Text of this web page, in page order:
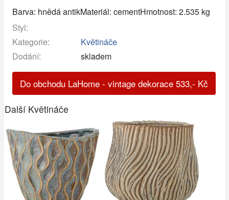
Barva: hnědá antikMateriál: cementHmotnost: 2.535 kg
Styl:
Kategorie:
Květináče
Dodání:
skladem
Do obchodu LaHome - vintage dekorace 533,- Kč
Další Květináče